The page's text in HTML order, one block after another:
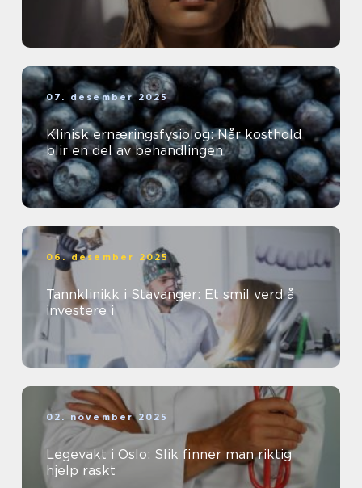
07. desember 2025
Klinisk ernæringsfysiolog: Når kosthold
blir en del av behandlingen
06. desember 2025
Tannklinikk i Stavanger: Et smil verd å
investere i
02. november 2025
Legevakt i Oslo: Slik finner man riktig
hjelp raskt